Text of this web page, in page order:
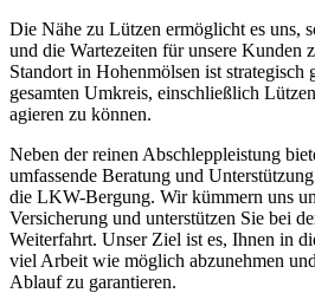
Die Nähe zu Lützen ermöglicht es uns,
und die Wartezeiten für unsere Kunden
Standort in Hohenmölsen ist strategisch
gesamten Umkreis, einschließlich
agieren zu können.
Neben der reinen Abschleppleistung
umfassende Beratung und
die LKW-Bergung. Wir kümmern uns
Versicherung und unterstützen Sie bei
Weiterfahrt. Unser Ziel ist es, Ihnen in
viel Arbeit wie möglich abzunehmen
Ablauf zu garantieren.